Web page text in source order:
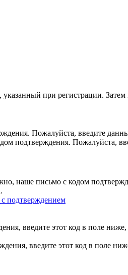
при регистрации.
Пожалуйста, введите
подтверждения. Пожалуйста,
наше письмо с кодом
подтверждением
введите этот код в поле
введите этот код в поле